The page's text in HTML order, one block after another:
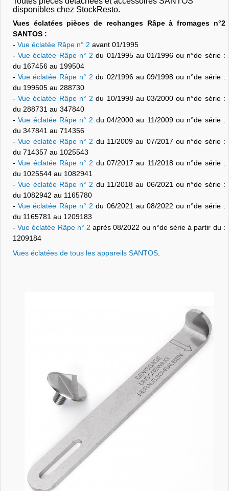
disponibles chez StockResto.
Vues éclatées pièces de rechanges Râpe à fromages n°2
SANTOS :
- Vue éclatée Râpe n° 2 avant 01/1995
-Vue éclatée Râpe n° 2 du 01/1995 au 01/1996 ou n°de série :
du 167456 au 199504
-Vue éclatée Râpe n° 2 du 02/1996 au 09/1998 ou n°de série :
du 199505 au 288730
-Vue éclatée Râpe n° 2 du 10/1998 au 03/2000 ou n°de série :
du 288731 au 347840
-Vue éclatée Râpe n° 2 du 04/2000 au 11/2009 ou n°de série :
du 347841 au 714356
-Vue éclatée Râpe n° 2 du 11/2009 au 07/2017 ou n°de série :
du 714357 au 1025543
-Vue éclatée Râpe n° 2 du 07/2017 au 11/2018 ou n°de série :
du 1025544 au 1082941
-Vue éclatée Râpe n° 2 du 11/2018 au 06/2021 ou n°de série :
du 1082942 au 1165780
-Vue éclatée Râpe n° 2 du 06/2021 au 08/2022 ou n°de série :
du 1165781 au 1209183
-Vue éclatée Râpe n° 2 après 08/2022 ou n°de série à partir du :
1209184
Vues éclatées de tous les appareils SANTOS.